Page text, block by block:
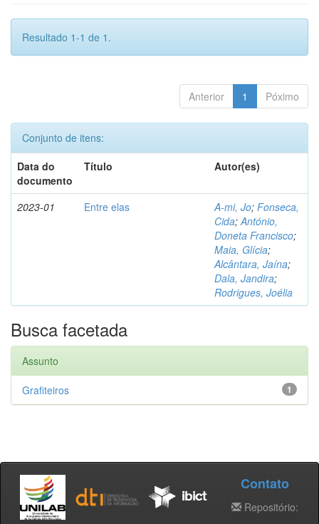
Resultado 1-1 de 1.
Anterior 1 Póximo
Conjunto de itens:
Data do
documento
Título Autor(es)
2023-01 Entre elas A-mi, Jo; Fonseca,
Cida;António,
Doneta Francisco;
Maia, Glícia;
Alcântara, Jaína;
Dala, Jandira;
Rodrigues, Joélia
Busca facetada
Assunto
1
Grafiteiros
Contato
Repositório: